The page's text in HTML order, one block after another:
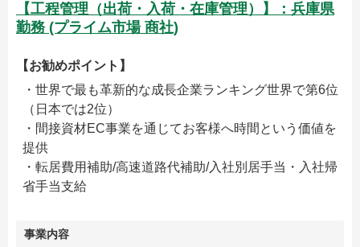
【工程管理（出荷・入荷・在庫管理）】：兵庫県
勤務 (プライム市場 商社)
【お勧めポイント】
・世界で最も革新的な成長企業ランキング世界で第6位
（日本では2位）
・間接資材EC事業を通じてお客様へ時間という価値を
提供
・転居費用補助/高速道路代補助/入社別居手当・入社帰
省手当支給
事業内容